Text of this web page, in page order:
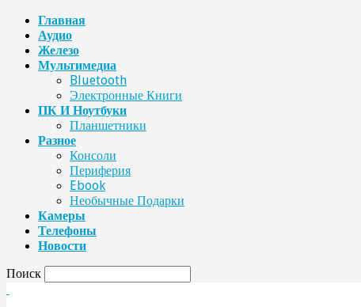
Главная
Аудио
Железо
Мультимедиа
Bluetooth
Электронные Книги
ПК И Ноутбуки
Планшетники
Разное
Консоли
Периферия
Ebook
Необычные Подарки
Камеры
Телефоны
Новости
Поиск